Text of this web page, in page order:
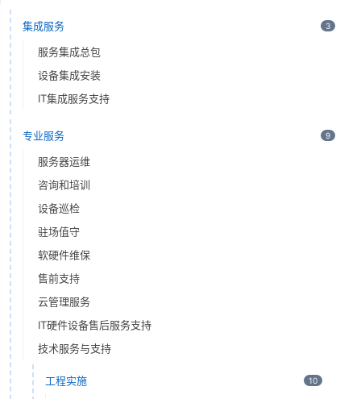
集成服务 3
服务集成总包
设备集成安装
IT集成服务支持
专业服务 9
服务器运维
咨询和培训
设备巡检
驻场值守
软硬件维保
售前支持
云管理服务
IT硬件设备售后服务支持
技术服务与支持
工程实施 10